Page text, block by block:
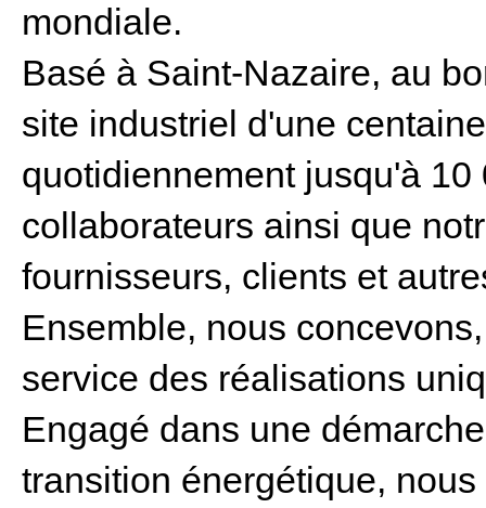
mondiale.
Basé à Saint-Nazaire, au
site industriel d'une
quotidiennement jusqu'à
collaborateurs ainsi que
fournisseurs, clients et
Ensemble, nous
service des réalisations
Engagé dans une
transition énergétique,